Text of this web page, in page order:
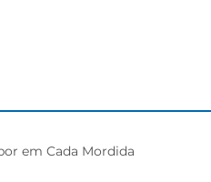
em Cada Mordida